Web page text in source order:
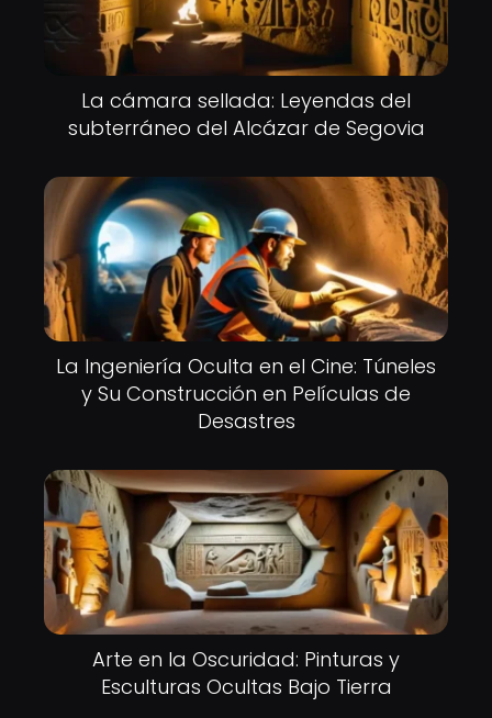
La cámara sellada: Leyendas del
subterráneo del Alcázar de Segovia
La Ingeniería Oculta en el Cine: Túneles
y Su Construcción en Películas de
Desastres
Arte en la Oscuridad: Pinturas y
Esculturas Ocultas Bajo Tierra